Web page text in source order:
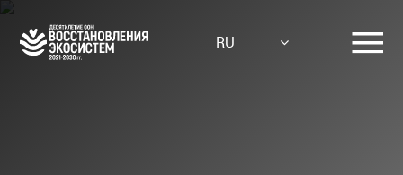
Skip
main
RU